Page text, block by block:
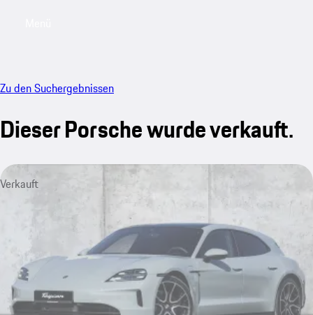
Zu den Suchergebnissen
Dieser Porsche wurde verkauft.
Verkauft